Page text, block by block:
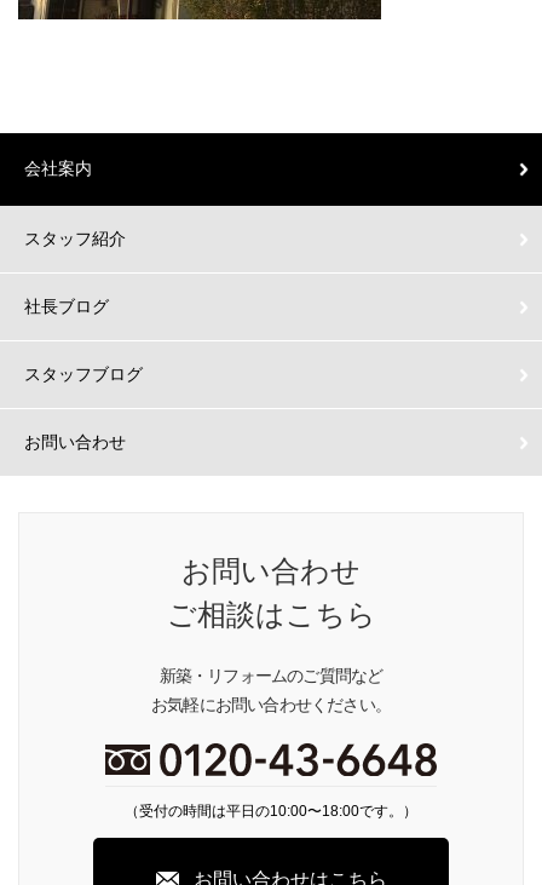
会社案内
スタッフ紹介
社長ブログ
スタッフブログ
お問い合わせ
お問い合わせ
ご相談はこちら
新築・リフォームのご質問など
お気軽にお問い合わせください。
（受付の時間は平日の10:00〜18:00です。）
お問い合わせはこちら